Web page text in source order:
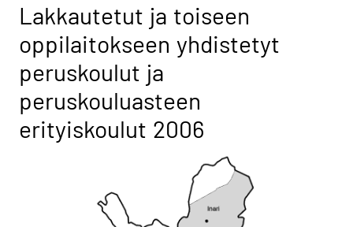
Lakkautetut ja toiseen
oppilaitokseen yhdistetyt
peruskoulut ja
peruskouluasteen
erityiskoulut 2006